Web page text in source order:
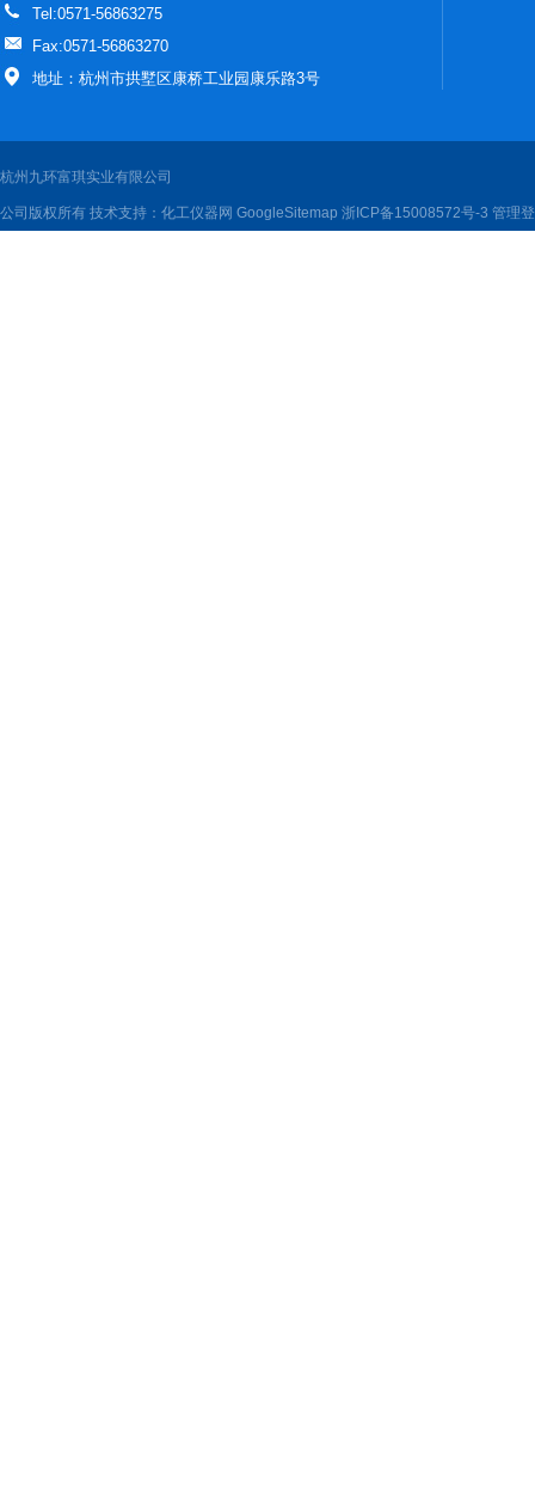
Tel:0571-56863275
Fax:0571-56863270
地址：杭州市拱墅区康桥工业园康乐路3号
杭州九环富琪实业有限公司
公司版权所有 技术支持： 化工仪器网 GoogleSitemap 浙ICP备15008572号-3 管理